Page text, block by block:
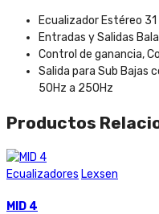
Ecualizador Estéreo
Entradas y Salidas
Control de ganancia,
Salida para Sub Bajas
50Hz a 250Hz
Productos
Ecualizadores Lexsen
MID 4